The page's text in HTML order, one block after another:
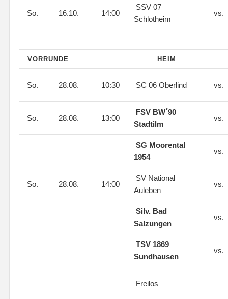
So. 16.10. 14:00
SSV 07
Schlotheim
vs.
VORRUNDE HEIM
So. 28.08. 10:30 SC 06 Oberlind vs.
So. 28.08. 13:00
FSV BW´90
Stadtilm
vs.
SG Moorental
1954
vs.
So. 28.08. 14:00
SV National
Auleben
vs.
Silv. Bad
Salzungen
vs.
TSV 1869
Sundhausen
vs.
Freilos